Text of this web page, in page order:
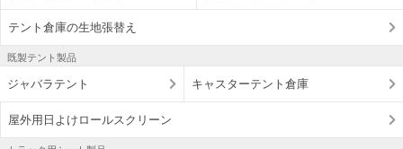
テント倉庫の生地張替え
既製テント製品
ジャバラテント キャスターテント倉庫
屋外用日よけロールスクリーン